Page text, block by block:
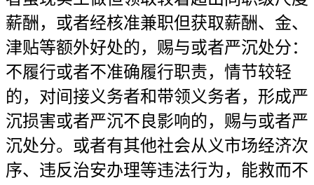
薪酬，或者经核准兼职但获取薪酬、金、
津贴等额外好处的，赐与或者严沉处分：
不履行或者不准确履行职责，情节较轻
的，对间接义务者和带领义务者，形成严
沉损害或者严沉不良影响的，赐与或者严
沉处分。或者有其他社会从义市场经济次
序、违反治安办理等违法行为，能救而不